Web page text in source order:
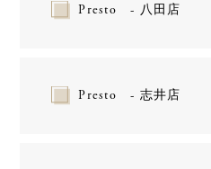
Presto - 八田店
Presto - 志井店